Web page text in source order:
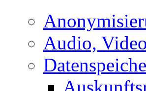
Audio,